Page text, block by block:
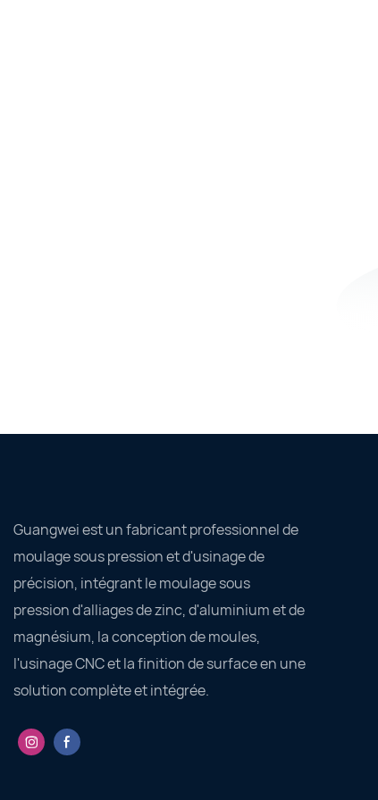
Guangwei est un fabricant professionnel de
moulage sous pression et d'usinage de
précision, intégrant le moulage sous
pression d'alliages de zinc, d'aluminium et de
magnésium, la conception de moules,
l'usinage CNC et la finition de surface en une
solution complète et intégrée.